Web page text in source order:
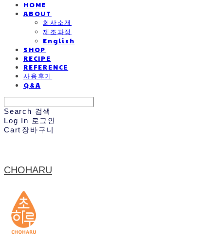
HOME
ABOUT
회사소개
제조과정
English
SHOP
RECIPE
REFERENCE
사용후기
Q&A
Search 검색
Log In 로그인
Cart 장바구니
CHOHARU